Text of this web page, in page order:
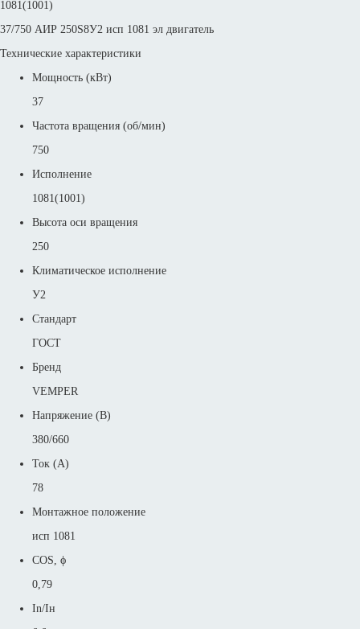
1081(1001)
37/750 АИР 250S8У2 исп 1081 эл двигатель
Технические характеристики
Мощность (кВт)
37
Частота вращения (об/мин)
750
Исполнение
1081(1001)
Высота оси вращения
250
Климатическое исполнение
У2
Стандарт
ГОСТ
Бренд
VEMPER
Напряжение (В)
380/660
Ток (А)
78
Монтажное положение
исп 1081
COS, ϕ
0,79
In/Iн